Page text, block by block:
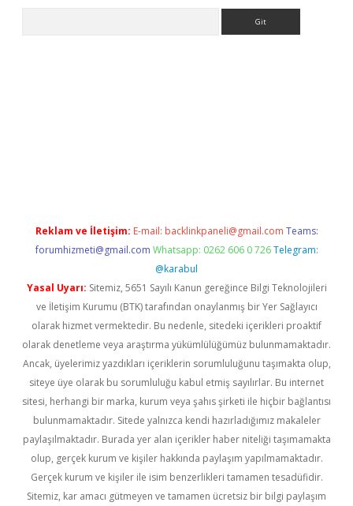
Reklam ve İletişim: E-mail: backlinkpaneli@gmail.com Teams:
forumhizmeti@gmail.com Whatsapp: 0262 606 0 726 Telegram:
@karabul
Yasal Uyarı: Sitemiz, 5651 Sayılı Kanun gereğince Bilgi Teknolojileri
ve İletişim Kurumu (BTK) tarafından onaylanmış bir Yer Sağlayıcı
olarak hizmet vermektedir. Bu nedenle, sitedeki içerikleri proaktif
olarak denetleme veya araştırma yükümlülüğümüz bulunmamaktadır.
Ancak, üyelerimiz yazdıkları içeriklerin sorumluluğunu taşımakta olup,
siteye üye olarak bu sorumluluğu kabul etmiş sayılırlar. Bu internet
sitesi, herhangi bir marka, kurum veya şahıs şirketi ile hiçbir bağlantısı
bulunmamaktadır. Sitede yalnızca kendi hazırladığımız makaleler
paylaşılmaktadır. Burada yer alan içerikler haber niteliği taşımamakta
olup, gerçek kurum ve kişiler hakkında paylaşım yapılmamaktadır.
Gerçek kurum ve kişiler ile isim benzerlikleri tamamen tesadüfidir.
Sitemiz, kar amacı gütmeyen ve tamamen ücretsiz bir bilgi paylaşım